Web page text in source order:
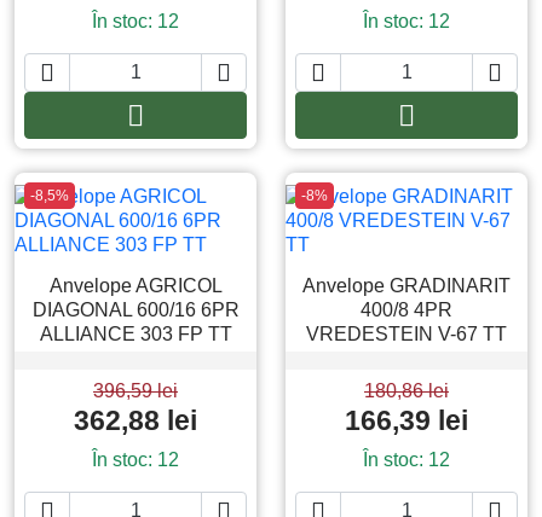
În stoc: 12
 

În stoc: 12
 

-8,5%
Anvelope AGRICOL
DIAGONAL 600/16 6PR
ALLIANCE 303 FP TT
362,88 lei
396,59 lei
În stoc: 12
 
-8%
Anvelope GRADINARIT
400/8 4PR
VREDESTEIN V-67 TT
166,39 lei
180,86 lei
În stoc: 12
 